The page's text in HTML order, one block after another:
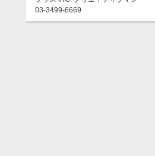
03-3499-6669